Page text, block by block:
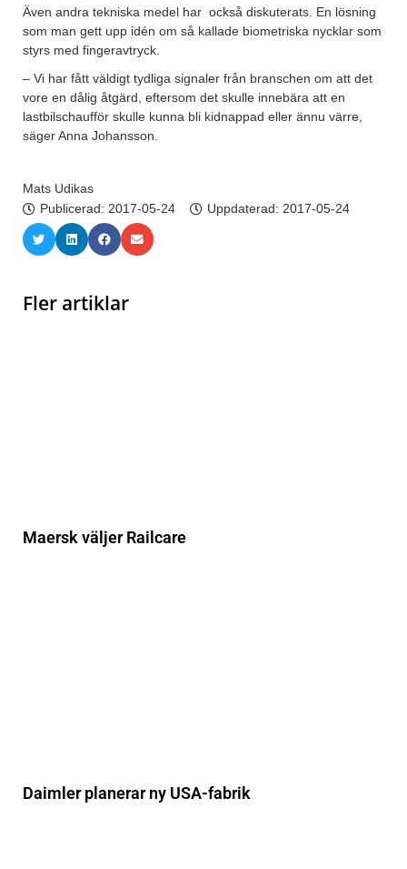
Även andra tekniska medel har också diskuterats. En lösning
som man gett upp idén om så kallade biometriska nycklar som
styrs med fingeravtryck.
– Vi har fått väldigt tydliga signaler från branschen om att det
vore en dålig åtgärd, eftersom det skulle innebära att en
lastbilschaufför skulle kunna bli kidnappad eller ännu värre,
säger Anna Johansson.
Mats Udikas
Publicerad: 2017-05-24 Uppdaterad: 2017-05-24
Fler artiklar
Maersk väljer Railcare
Daimler planerar ny USA-fabrik